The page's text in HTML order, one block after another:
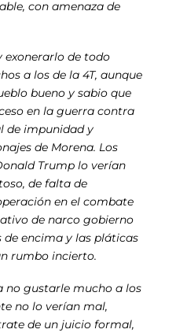
con amenaza de
exonerarlo de todo
a los de la 4T, aunque
bueno y sabio que
en la guerra contra
de impunidad y
de Morena. Los
Trump lo verían
de falta de
en el combate
de narco gobierno
encima y las pláticas
rumbo incierto.
no gustarle mucho a los
no lo verían mal,
de un juicio formal,